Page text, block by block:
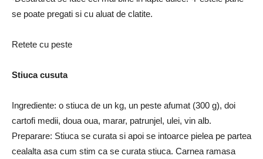
se poate pregati si cu aluat de clatite.
Retete cu peste
Stiuca cusuta
Ingrediente: o stiuca de un kg, un peste afumat (300 g), doi
cartofi medii, doua oua, marar, patrunjel, ulei, vin alb.
Preparare: Stiuca se curata si apoi se intoarce pielea pe partea
cealalta asa cum stim ca se curata stiuca. Carnea ramasa